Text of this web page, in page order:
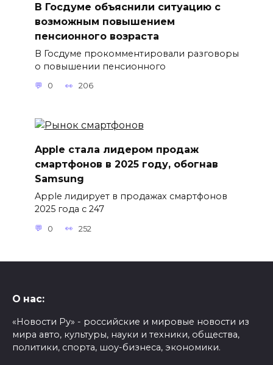
В Госдуме объяснили ситуацию с
возможным повышением
пенсионного возраста
В Госдуме прокомментировали разговоры
о повышении пенсионного
0 206
Apple стала лидером продаж
смартфонов в 2025 году, обогнав
Samsung
Apple лидирует в продажах смартфонов
2025 года с 247
0 252
О нас:
«Новости Ру» - российские и мировые новости из
мира авто, культуры, науки и техники, общества,
политики, спорта, шоу-бизнеса, экономики.